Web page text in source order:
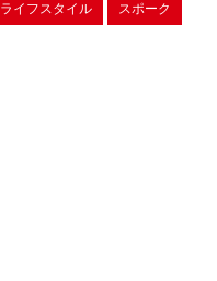
ライフスタイル スポーク